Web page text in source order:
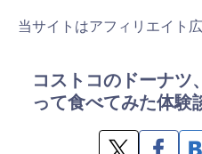
当サイトはアフィリエイト
コストコのドーナツ
って食べてみた体験